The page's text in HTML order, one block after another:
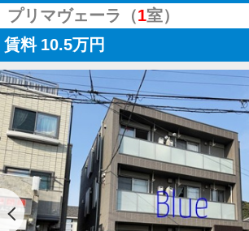
プリマヴェーラ（1室）
賃料 10.5万円